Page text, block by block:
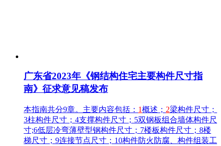
广东省2023年《钢结构住宅主要构件尺寸指
南》征求意见稿发布
本指南共分9章。主要内容包括： 1概述； 2梁构件尺寸；
3柱构件尺寸；4支撑构件尺寸；5双钢板组合墙体构件尺
寸;6低层冷弯薄壁型钢构件尺寸；7楼板构件尺寸；8楼
梯尺寸；9连接节点尺寸；10构件防火防腐、构件组装工